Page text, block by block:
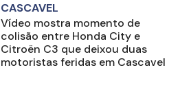
CASCAVEL
Vídeo mostra momento de
colisão entre Honda City e
Citroën C3 que deixou duas
motoristas feridas em Cascavel